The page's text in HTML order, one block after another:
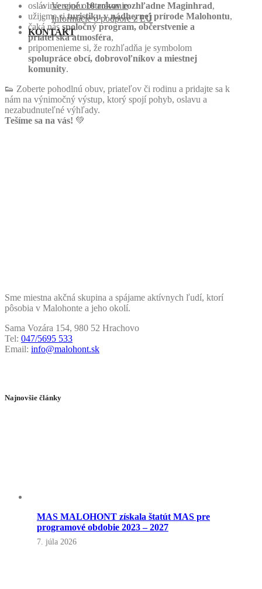
Verejné obstarávanie
Informácie o podpore z EÚ
KONTAKT
oslávime spolu10 rokov rozhľadne Maginhrad,
užijeme situristiku v nádhernej prírode Malohontu,
čaká nás spoločný program, občerstvenie a
priateľská atmosféra,
pripomenieme si, že rozhľadňa je symbolom
spolupráce obcí, dobrovoľníkov a miestnej
komunity.
👟 Zoberte pohodlnú obuv, priateľov či rodinu a pridajte sa k
nám na výnimočný výstup, ktorý spojí pohyb, oslavu a
nezabudnuteľné výhľady.
Tešíme sa na vás! 💚
Sme miestna akčná skupina a spájame aktívnych ľudí, ktorí
pôsobia v Malohonte a jeho okolí.
Sama Vozára 154, 980 52 Hrachovo
Tel: 047/5695 533
Email: info@malohont.sk
Najnovšie články
MAS MALOHONT získala štatút MAS pre
programové obdobie 2023 – 2027
7. júla 2026